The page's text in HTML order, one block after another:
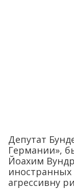
Депутат
Германии»,
Йоахим
иностранных
агрессивну